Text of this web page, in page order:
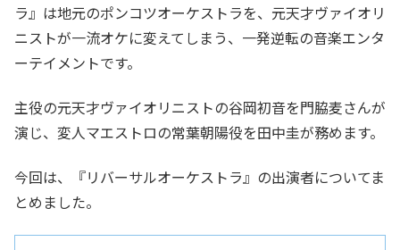
ラ』は地元のポンコツオーケストラを、元天才ヴァイオリ
ニストが一流オケに変えてしまう、一発逆転の音楽エンタ
ーテイメントです。
主役の元天才ヴァイオリニストの谷岡初音を門脇麦さんが
演じ、変人マエストロの常葉朝陽役を田中圭が務めます。
今回は、『リバーサルオーケストラ』の出演者についてま
とめました。